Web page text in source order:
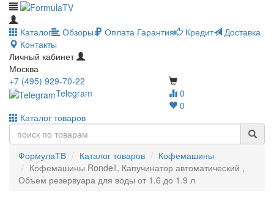
Каталог Обзоры Оплата Гарантия Кредит
Доставка
Контакты
Личный кабинет
Москва
0
0
+7 (495) 929-70-22
Telegram
Каталог товаров
ФормулаТВ Каталог товаров
Кофемашины
Кофемашины Rondell, Капучинатор автоматический ,
Объем резервуара для воды от 1.6 до 1.9 л